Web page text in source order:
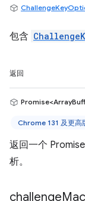
包含
返回
Chrome 131 及更高
返回一个
析。
challenge